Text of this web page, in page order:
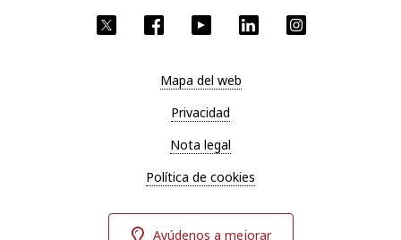
Twitter Facebook YouTube LinkedIn
Mapa del web
Privacidad
Nota legal
Política de cookies
Ayúdenos a mejorar